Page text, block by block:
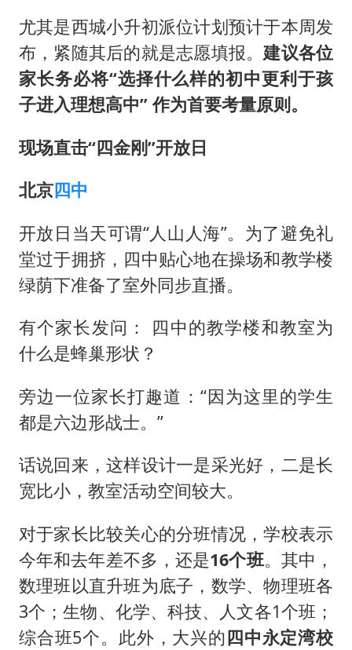
尤其是西城小升初派位计划预计于本周发
布，紧随其后的就是志愿填报。建议各位
家长务必将“选择什么样的初中更利于孩
子进入理想高中” 作为首要考量原则。
现场直击“四金刚”开放日
北京四中
开放日当天可谓“人山人海”。为了避免礼
堂过于拥挤，四中贴心地在操场和教学楼
绿荫下准备了室外同步直播。
有个家长发问： 四中的教学楼和教室为
什么是蜂巢形状？
旁边一位家长打趣道：“因为这里的学生
都是六边形战士。”
话说回来，这样设计一是采光好，二是长
宽比小，教室活动空间较大。
对于家长比较关心的分班情况，学校表示
今年和去年差不多，还是16个班。其中，
数理班以直升班为底子，数学、物理班各
3个；生物、化学、科技、人文各1个班；
综合班5个。此外，大兴的四中永定湾校